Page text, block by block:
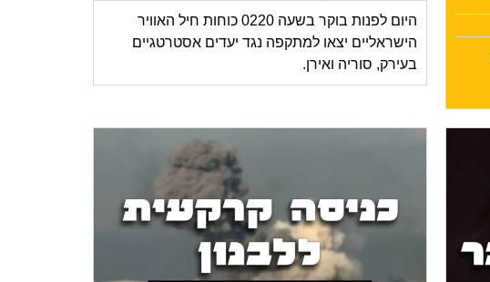
היום לפנות בוקר בשעה 0220 כוחות חיל האוויר
הישראליים יצאו למתקפה נגד יעדים אסטרטגיים
בעירק, סוריה ואירן.